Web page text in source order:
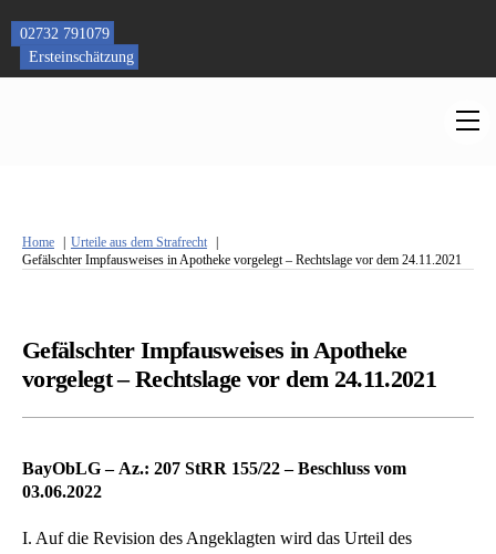
content
02732 791079
Ersteinschätzung
Home
Urteile aus dem Strafrecht
Gefälschter Impfausweises in Apotheke vorgelegt – Rechtslage vor dem 24.11.2021
Gefälschter Impfausweises in Apotheke
vorgelegt – Rechtslage vor dem 24.11.2021
BayObLG – Az.: 207 StRR 155/22 – Beschluss vom
03.06.2022
I. Auf die Revision des Angeklagten wird das Urteil des